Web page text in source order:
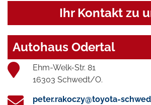
Ihr Kontakt zu
Autohaus Odertal
Ehm-Welk-Str. 81
16303 Schwedt/O.
peter.rakoczy@toyota-